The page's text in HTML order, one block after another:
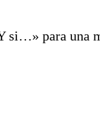
si…» para una